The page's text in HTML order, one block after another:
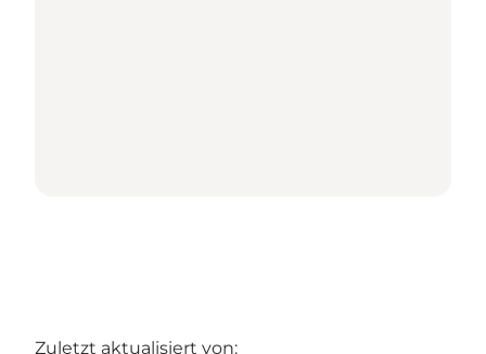
Zuletzt aktualisiert von: